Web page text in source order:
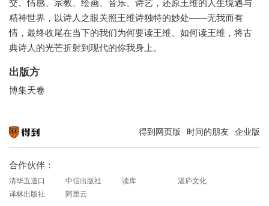
交、情感、宗教、绘画、音乐、诗艺，还原王维的人生境遇与
精神世界，以诗人之眼关照王维诗独特的妙处——无我而有
情，最终收尾在当下的我们为何要读王维、如何读王维，将古
典诗人的光芒折射到现代的你我身上。
出版方
博集天卷
得到网页版 时间的朋友 企业版
合作伙伴：
清华五道口 中信出版社 读库
湛庐文化
译林出版社
阿里云